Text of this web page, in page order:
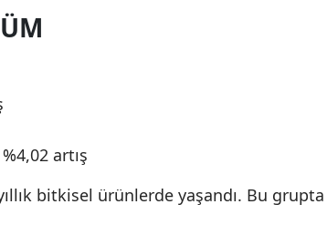
artış
bitkisel ürünlerde yaşandı. Bu grupta